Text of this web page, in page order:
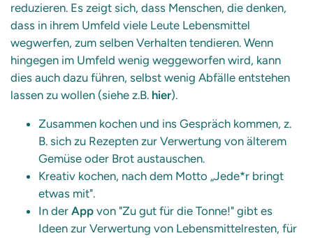
reduzieren. Es zeigt sich, dass Menschen, die denken,
dass in ihrem Umfeld viele Leute Lebensmittel
wegwerfen, zum selben Verhalten tendieren. Wenn
hingegen im Umfeld wenig weggeworfen wird, kann
dies auch dazu führen, selbst wenig Abfälle entstehen
lassen zu wollen (siehe z.B. hier).
Zusammen kochen und ins Gespräch kommen, z.
B. sich zu Rezepten zur Verwertung von älterem
Gemüse oder Brot austauschen.
Kreativ kochen, nach dem Motto „Jede*r bringt
etwas mit".
In der App von "Zu gut für die Tonne!" gibt es
Ideen zur Verwertung von Lebensmittelresten, für